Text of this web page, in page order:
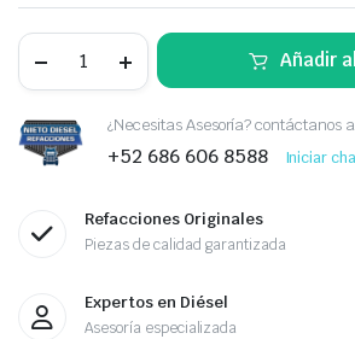
INYECTORES
DD13
quantity
Añadir
¿Necesitas Asesoría? contáctanos
+52 686 606 8588 Iniciar
Refacciones Originales
Piezas de calidad garantizada
Expertos en Diésel
Asesoría especializada